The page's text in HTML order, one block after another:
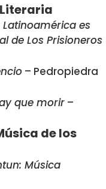
Latinoamérica es
de Los Prisioneros
– Pedropiedra
que morir –
de los
Música